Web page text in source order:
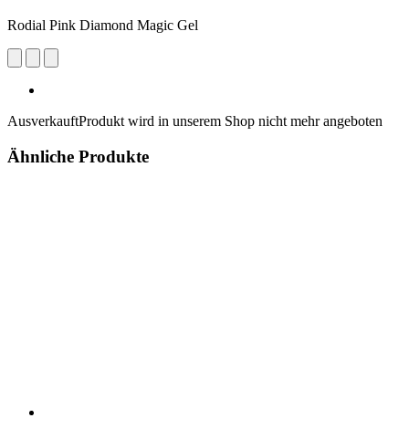
Rodial Pink Diamond Magic Gel
AusverkauftProdukt wird in unserem Shop nicht mehr angeboten
Ähnliche Produkte